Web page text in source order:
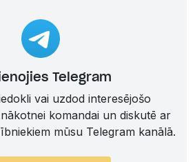
Telegram
vai uzdod interesējošo
komandai un diskutē ar
mūsu Telegram kanālā.